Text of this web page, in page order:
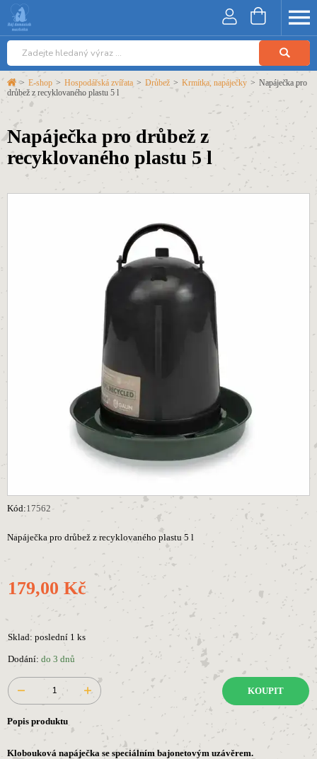
> E-shop > Hospodářská zvířata > Drůbež > Krmítka, napáječky > Napáječka pro
drůbež z recyklovaného plastu 5 l
Napáječka pro drůbež z
recyklovaného plastu 5 l
Kód:17562
Napáječka pro drůbež z recyklovaného plastu 5 l
179,00 Kč
Sklad: poslední 1 ks
Dodání: do 3 dnů
KOUPIT
Popis produktu
Klobouková napáječka se speciálním bajonetovým uzávěrem.